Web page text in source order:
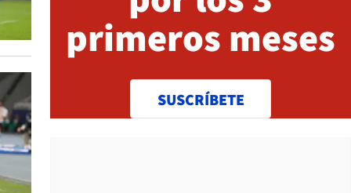
primeros meses
SUSCRÍBETE